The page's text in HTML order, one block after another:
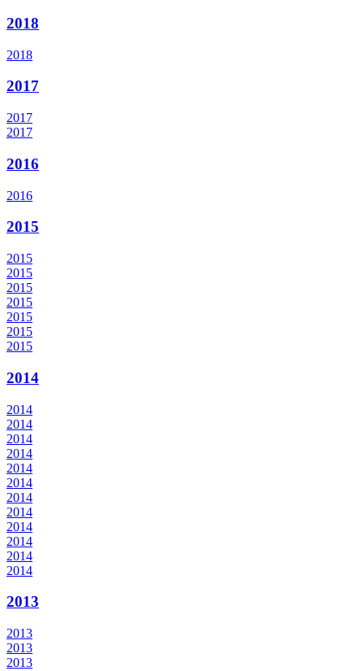
2018
2018
2017
2017
2017
2016
2016
2015
2015
2015
2015
2015
2015
2015
2015
2014
2014
2014
2014
2014
2014
2014
2014
2014
2014
2014
2014
2014
2013
2013
2013
2013